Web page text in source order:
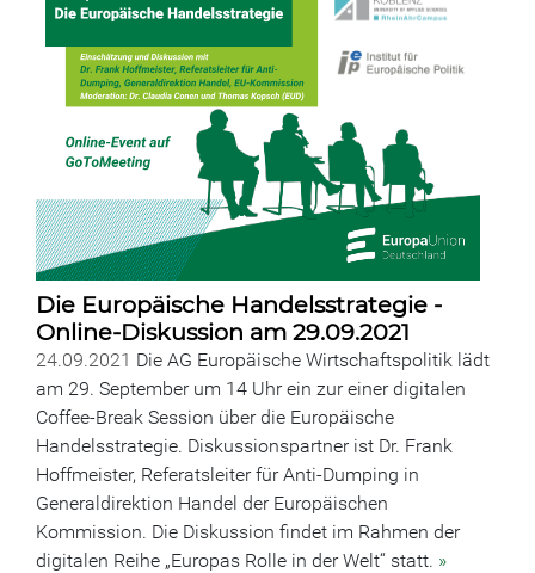
Die Europäische Handelsstrategie -
Online-Diskussion am 29.09.2021
24.09.2021 Die AG Europäische Wirtschaftspolitik lädt
am 29. September um 14 Uhr ein zur einer digitalen
Coffee-Break Session über die Europäische
Handelsstrategie. Diskussionspartner ist Dr. Frank
Hoffmeister, Referatsleiter für Anti-Dumping in
Generaldirektion Handel der Europäischen
Kommission. Die Diskussion findet im Rahmen der
digitalen Reihe „Europas Rolle in der Welt“ statt. »